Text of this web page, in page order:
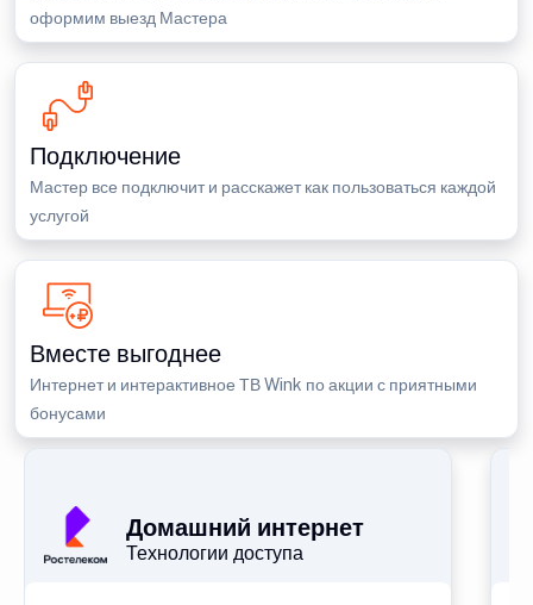
оформим выезд Мастера
Подключение
Мастер все подключит и расскажет как пользоваться каждой
услугой
Вместе выгоднее
Интернет и интерактивное ТВ Wink по акции с приятными
бонусами
Домашний интернет
Технологии доступа